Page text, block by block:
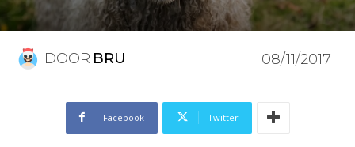
DOOR BRU 08/11/2017
Facebook Twitter